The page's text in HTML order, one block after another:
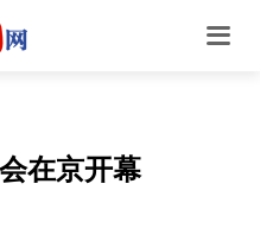
在京开幕